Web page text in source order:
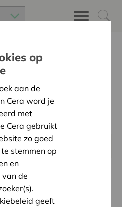
WVV, handig
tijdens de studiemiddag op 9
en Cera voorgesteld.
advocaten
we naast de coöperatie,
behandelen.
op
aan de
Cera word je
met
Cera gebruikt
zo goed
stemmen op
en
van de
geeft